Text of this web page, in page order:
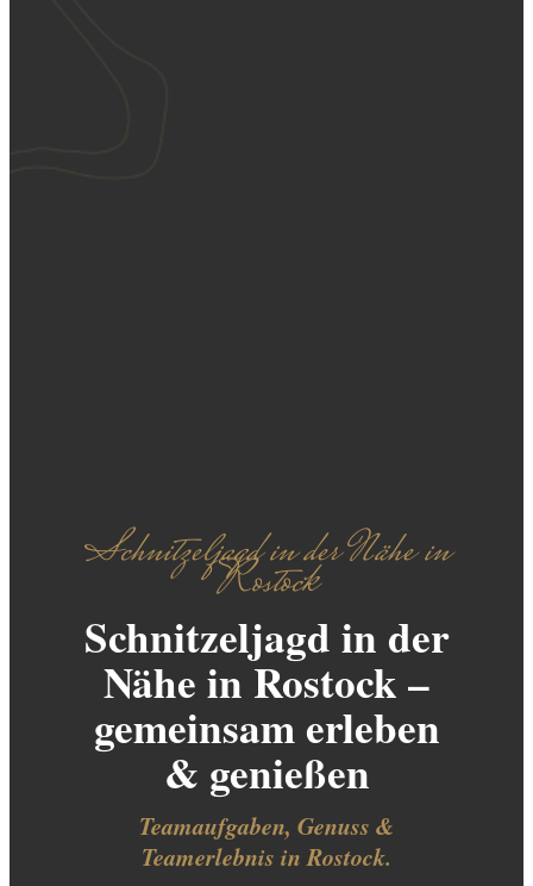
Schnitzeljagd in der Nähe in
Rostock
Schnitzeljagd in der
Nähe in Rostock –
gemeinsam erleben
& genießen
Teamaufgaben, Genuss &
Teamerlebnis in Rostock.